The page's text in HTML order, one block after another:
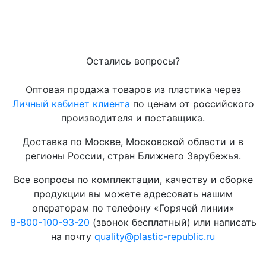
Остались вопросы?
Оптовая продажа товаров из пластика через
Личный кабинет клиента по ценам от российского
производителя и поставщика.
Доставка по Москве, Московской области и в
регионы России, стран Ближнего Зарубежья.
Все вопросы по комплектации, качеству и сборке
продукции вы можете адресовать нашим
операторам по телефону «Горячей линии»
8-800-100-93-20 (звонок бесплатный) или написать
на почту quality@plastic-republic.ru